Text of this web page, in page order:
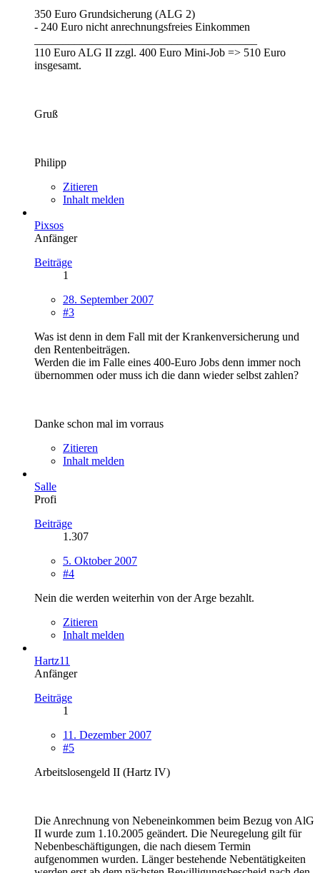
350 Euro Grundsicherung (ALG 2)
- 240 Euro nicht anrechnungsfreies Einkommen
110 Euro ALG II zzgl. 400 Euro Mini-Job => 510 Euro
insgesamt.
Gruß
Philipp
Zitieren
Inhalt melden
Pixsos
Anfänger
Beiträge
1
28. September 2007
#3
Was ist denn in dem Fall mit der Krankenversicherung und
den Rentenbeiträgen.
Werden die im Falle eines 400-Euro Jobs denn immer noch
übernommen oder muss ich die dann wieder selbst zahlen?
Danke schon mal im vorraus
Zitieren
Inhalt melden
Salle
Profi
Beiträge
1.307
5. Oktober 2007
#4
Nein die werden weiterhin von der Arge bezahlt.
Zitieren
Inhalt melden
Hartz11
Anfänger
Beiträge
1
11. Dezember 2007
#5
Arbeitslosengeld II (Hartz IV)
Die Anrechnung von Nebeneinkommen beim Bezug von AlG
II wurde zum 1.10.2005 geändert. Die Neuregelung gilt für
Nebenbeschäftigungen, die nach diesem Termin
aufgenommen wurden. Länger bestehende Nebentätigkeiten